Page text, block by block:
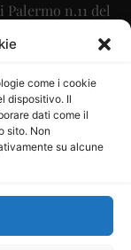
come i cookie
dispositivo. Il
dati come il
sito. Non
su alcune
n.11 del
a r.l. è